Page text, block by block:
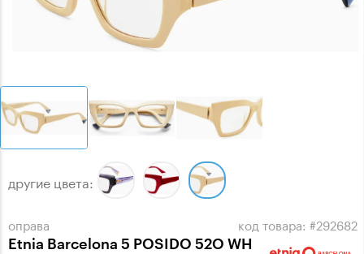
оправа
Etnia Barcelona 5 POSIDO 52O WH
код товара: #292682
другие цвета: